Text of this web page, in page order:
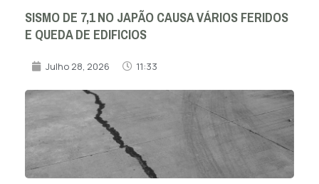
SISMO DE 7,1 NO JAPÃO CAUSA VÁRIOS FERIDOS
E QUEDA DE EDIFICIOS
Julho 28, 2026 11:33